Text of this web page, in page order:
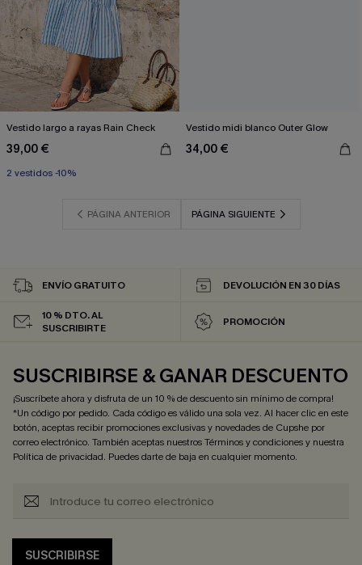
Vestido largo a rayas Rain Check
39,00 €
2 vestidos -10%
Vestido midi blanco Outer Glow
34,00 €
PÁGINA ANTERIOR PÁGINA SIGUIENTE
ENVÍO GRATUITO DEVOLUCIÓN EN 30 DÍAS
10 % DTO. AL
SUSCRIBIRTE
PROMOCIÓN
SUSCRIBIRSE & GANAR DESCUENTO
¡Suscríbete ahora y disfruta de un 10 % de descuento sin mínimo de compra!
*Un código por pedido. Cada código es válido una sola vez. Al hacer clic en este
botón, aceptas recibir promociones exclusivas y novedades de Cupshe por
correo electrónico. También aceptas nuestrosTérminos y condicionesy nuestra
Política de privacidad. Puedes darte de baja en cualquier momento.
SUSCRIBIRSE